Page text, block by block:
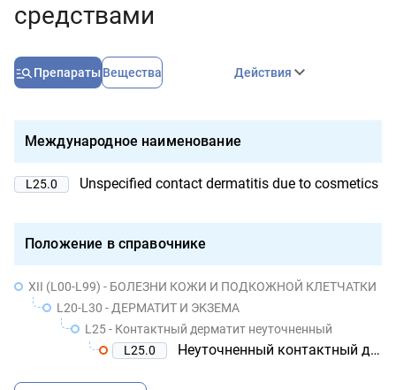
средствами
Препараты Вещества Действия
Международное наименование
L25.0 Unspecified contact dermatitis due to cosmetics
Положение в справочнике
XII (L00-L99) - БОЛЕЗНИ КОЖИ И ПОДКОЖНОЙ КЛЕТЧАТКИ
L20-L30 - ДЕРМАТИТ И ЭКЗЕМА
L25 - Контактный дерматит неуточненный
L25.0
Неуточненный контактный дерматит, вызванный косметическими средствами